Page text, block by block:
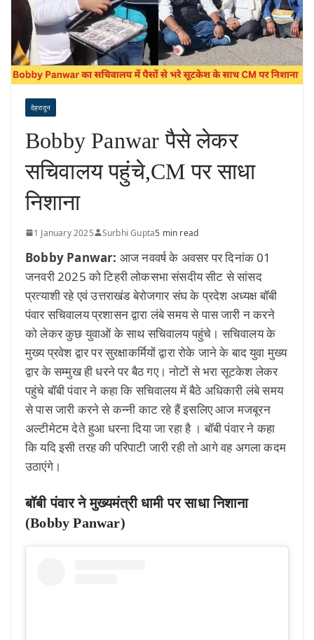
देहरादून
Bobby Panwar पैसे लेकर
सचिवालय पहुंचे,CM पर साधा
निशाना
1 January 2025 Surbhi Gupta5 min read
Bobby Panwar: आज नववर्ष के अवसर पर दिनांक 01
जनवरी 2025 को टिहरी लोकसभा संसदीय सीट से सांसद
प्रत्याशी रहे एवं उत्तराखंड बेरोजगार संघ के प्रदेश अध्यक्ष बॉबी
पंवार सचिवालय प्रशासन द्वारा लंबे समय से पास जारी न करने
को लेकर कुछ युवाओं के साथ सचिवालय पहुंचे। सचिवालय के
मुख्य प्रवेश द्वार पर सुरक्षाकर्मियों द्वारा रोके जाने के बाद युवा मुख्य
द्वार के सम्मुख ही धरने पर बैठ गए। नोटों से भरा सूटकेश लेकर
पहुंचे बॉबी पंवार ने कहा कि सचिवालय में बैठे अधिकारी लंबे समय
से पास जारी करने से कन्नी काट रहे हैं इसलिए आज मजबूरन
अल्टीमेटम देते हुआ धरना दिया जा रहा है । बॉबी पंवार ने कहा
कि यदि इसी तरह की परिपाटी जारी रही तो आगे वह अगला कदम
उठाएंगे।
बॉबी पंवार ने मुख्यमंत्री धामी पर साधा निशाना
(Bobby Panwar)